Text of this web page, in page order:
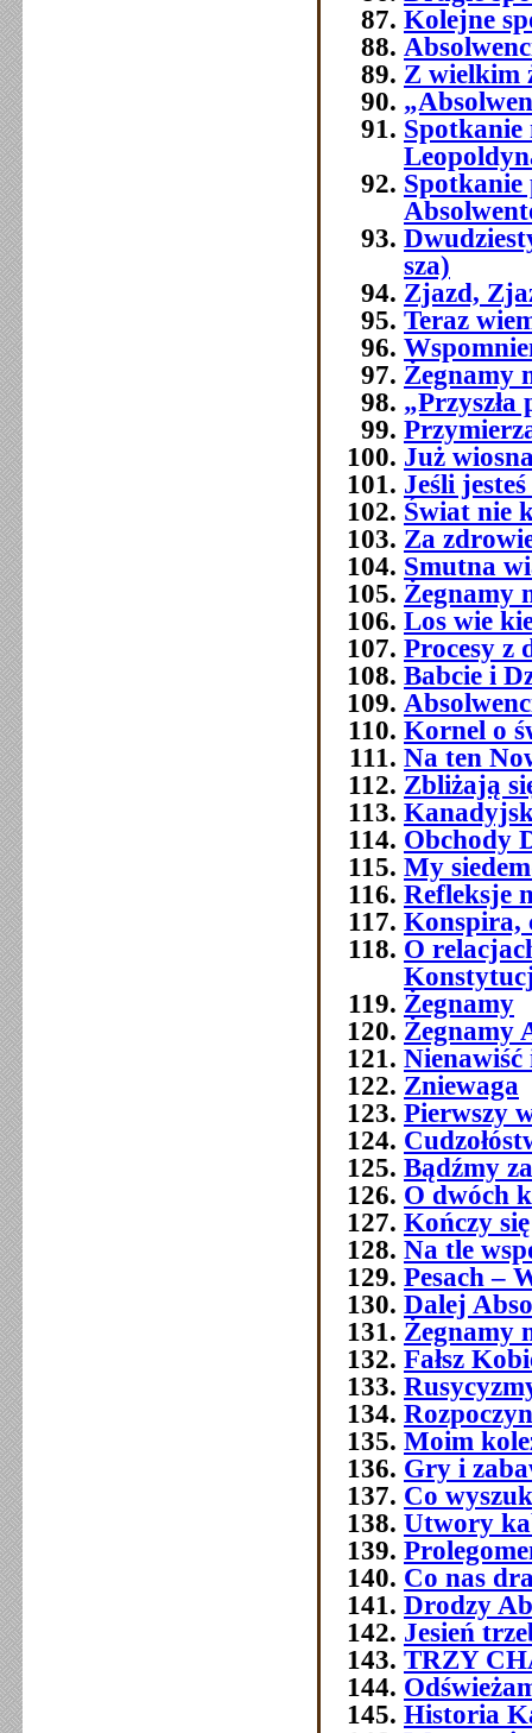
Kolejne
Z wielkim
Spotkanie
Spotkanie
sza)
Zjazd,
Teraz
Żegnamy
„Przyszła
Już
Jeśli
Świat nie
Za
Smutna
Żegnamy
Los wie
Procesy z
Babcie i
Kornel o
Na ten
Zbliżają
Obchody
My
Refleksje
Konspira,
O
Żegnamy
Żegnamy
Nienawiść
Zniewaga
Pierwszy
Bądźmy
O dwóch
Kończy
Na tle
Pesach –
Dalej
Żegnamy
Fałsz
Moim
Gry i
Co
Utwory
Co nas
Drodzy
Jesień
TRZY
Historia